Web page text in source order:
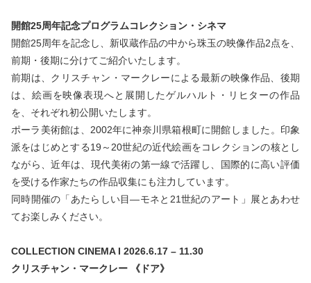
開館25周年記念プログラムコレクション・シネマ
開館25周年を記念し、新収蔵作品の中から珠玉の映像作品2点を、
前期・後期に分けてご紹介いたします。
前期は、クリスチャン・マークレーによる最新の映像作品、後期
は、絵画を映像表現へと展開したゲルハルト・リヒターの作品
を、それぞれ初公開いたします。
ポーラ美術館は、2002年に神奈川県箱根町に開館しました。印象
派をはじめとする19～20世紀の近代絵画をコレクションの核とし
ながら、近年は、現代美術の第一線で活躍し、国際的に高い評価
を受ける作家たちの作品収集にも注力しています。
同時開催の「あたらしい目―モネと21世紀のアート」展とあわせ
てお楽しみください。
COLLECTION CINEMA I 2026.6.17 – 11.30
クリスチャン・マークレー 《ドア》